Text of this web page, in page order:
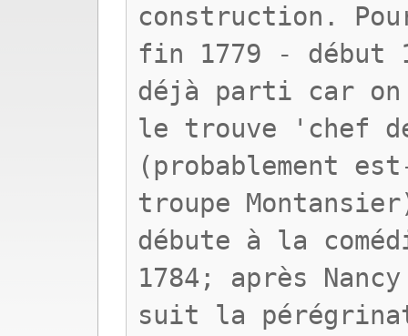
construction.
fin 1779 -
déjà parti car on
le trouve 'chef
(probablement
troupe
débute à la
1784; après
suit la